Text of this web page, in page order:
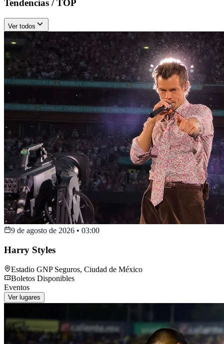
Tendencias / TOP
Ver todos
9 de agosto de 2026 • 03:00
Harry Styles
Estadio GNP Seguros, Ciudad de México
Boletos Disponibles
Eventos
Ver lugares